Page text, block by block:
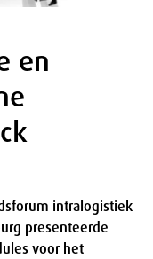
en
intralogistiek
presenteerde
voor het